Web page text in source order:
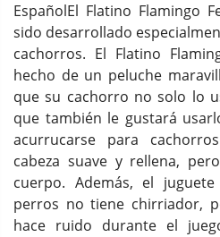
EspañolEl Flatino Flamingo
sido desarrollado
cachorros. El Flatino
hecho de un peluche
que su cachorro no solo lo
que también le gustará
acurrucarse para
cabeza suave y rellena,
cuerpo. Además, el
perros no tiene chirriador,
hace ruido durante el